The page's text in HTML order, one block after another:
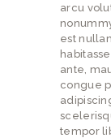
arcu
est
ante,
congue
tempor